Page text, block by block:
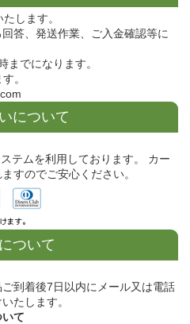
します。
答、発送作業、ご入金確認等に
までになります。
。
について
テムを利用しております。 カー
すのでご安心ください。
ついて
到着後7日以内にメール又は電話
たします。
て